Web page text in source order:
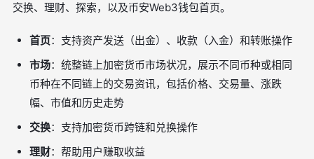
交换、理财、探索，以及币安Web3钱包首页。
首页：支持资产发送（出金）、收款（入金）和转账操作
市场：统整链上加密货币市场状况，展示不同币种或相同
币种在不同链上的交易资讯，包括价格、交易量、涨跌
幅、市值和历史走势
交换：支持加密货币跨链和兑换操作
理财：帮助用户赚取收益